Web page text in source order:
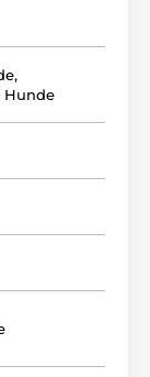
zu tragen.
,
Hunde